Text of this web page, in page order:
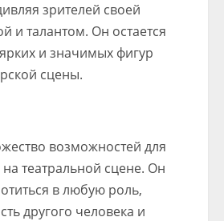
зрителей своей
и талантом. Он остается
и значимых фигур
сцены.
возможностей для
театральной сцене. Он
в любую роль,
другого человека и